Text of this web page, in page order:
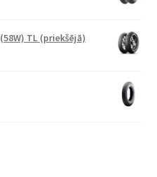
TL (priekšējā)